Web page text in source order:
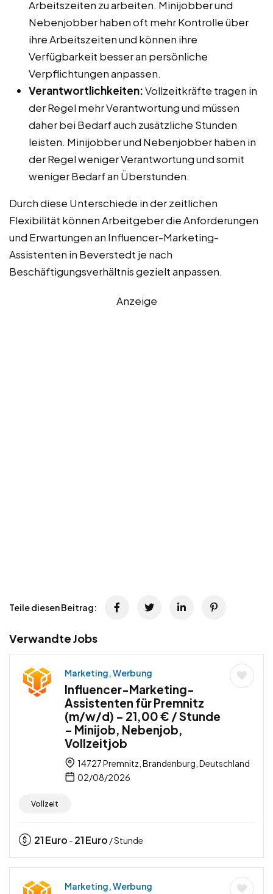
Arbeitszeiten zu arbeiten. Minijobber und
Nebenjobber haben oft mehr Kontrolle über
ihre Arbeitszeiten und können ihre
Verfügbarkeit besser an persönliche
Verpflichtungen anpassen.
Verantwortlichkeiten:Vollzeitkräfte tragen in
der Regel mehr Verantwortung und müssen
daher bei Bedarf auch zusätzliche Stunden
leisten. Minijobber und Nebenjobber haben in
der Regel weniger Verantwortung und somit
weniger Bedarf an Überstunden.
Durch diese Unterschiede in der zeitlichen
Flexibilität können Arbeitgeber die Anforderungen
und Erwartungen an Influencer-Marketing-
Assistenten in Beverstedt je nach
Beschäftigungsverhältnis gezielt anpassen.
Anzeige
Teile diesen Beitrag:
Verwandte Jobs
Marketing, Werbung
Influencer-Marketing-
Assistenten für Premnitz
(m/w/d) – 21,00 € / Stunde
– Minijob, Nebenjob,
Vollzeitjob
14727 Premnitz, Brandenburg, Deutschland
02/08/2026
Vollzeit
21Euro - 21Euro / Stunde
Marketing, Werbung